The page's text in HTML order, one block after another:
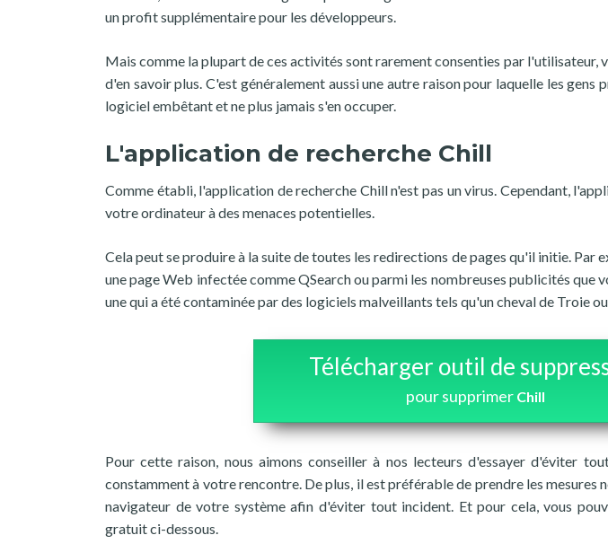
un profit supplémentaire pour les développeurs.
Mais comme la plupart de ces activités sont rarement consenties par l'utilisateur,
d'en savoir plus. C'est généralement aussi une autre raison pour laquelle les
logiciel embêtant et ne plus jamais s'en occuper.
L'application de recherche Chill
Comme établi, l'application de recherche Chill n'est pas un virus. Cependant,
votre ordinateur à des menaces potentielles.
Cela peut se produire à la suite de toutes les redirections de pages qu'il initie. Par
une page Web infectée comme QSearch ou parmi les nombreuses publicités que
une qui a été contaminée par des logiciels malveillants tels qu'un cheval de Troie
Télécharger outil de
pour supprimer Chill
Pour cette raison, nous aimons conseiller à nos lecteurs d'essayer d'éviter
constamment à votre rencontre. De plus, il est préférable de prendre les mesures
navigateur de votre système afin d'éviter tout incident. Et pour cela, vous
gratuit ci-dessous.